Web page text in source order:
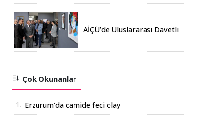
AİÇÜ’de Uluslararası Davetli
Çok Okunanlar
1. Erzurum'da camide feci olay